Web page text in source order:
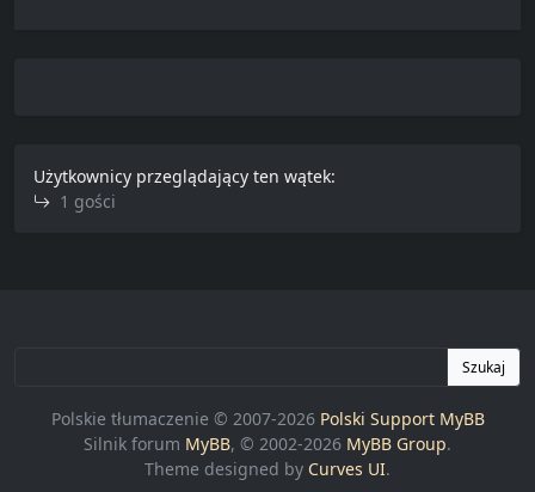
Użytkownicy przeglądający ten wątek:
1 gości
Szukaj
Polskie tłumaczenie © 2007-2026 Polski Support MyBB
Silnik forum MyBB, © 2002-2026 MyBB Group.
Theme designed by Curves UI.